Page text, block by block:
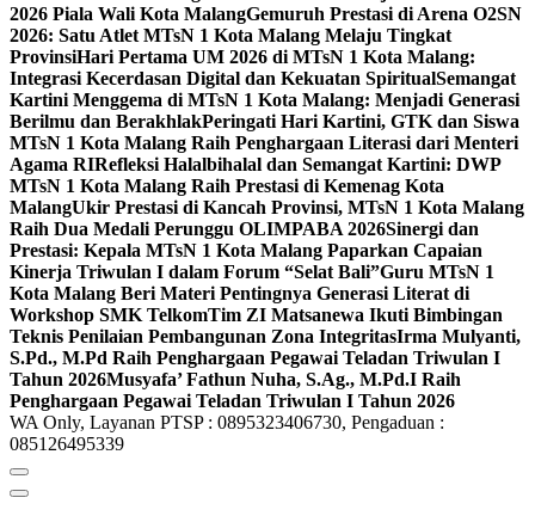
2026 Piala Wali Kota MalangGemuruh Prestasi di Arena O2SN
2026: Satu Atlet MTsN 1 Kota Malang Melaju Tingkat
ProvinsiHari Pertama UM 2026 di MTsN 1 Kota Malang:
Integrasi Kecerdasan Digital dan Kekuatan SpiritualSemangat
Kartini Menggema di MTsN 1 Kota Malang: Menjadi Generasi
Berilmu dan BerakhlakPeringati Hari Kartini, GTK dan Siswa
MTsN 1 Kota Malang Raih Penghargaan Literasi dari Menteri
Agama RIRefleksi Halalbihalal dan Semangat Kartini: DWP
MTsN 1 Kota Malang Raih Prestasi di Kemenag Kota
MalangUkir Prestasi di Kancah Provinsi, MTsN 1 Kota Malang
Raih Dua Medali Perunggu OLIMPABA 2026Sinergi dan
Prestasi: Kepala MTsN 1 Kota Malang Paparkan Capaian
Kinerja Triwulan I dalam Forum “Selat Bali”Guru MTsN 1
Kota Malang Beri Materi Pentingnya Generasi Literat di
Workshop SMK TelkomTim ZI Matsanewa Ikuti Bimbingan
Teknis Penilaian Pembangunan Zona IntegritasIrma Mulyanti,
S.Pd., M.Pd Raih Penghargaan Pegawai Teladan Triwulan I
Tahun 2026Musyafa’ Fathun Nuha, S.Ag., M.Pd.I Raih
Penghargaan Pegawai Teladan Triwulan I Tahun 2026
WA Only, Layanan PTSP : 0895323406730, Pengaduan :
085126495339